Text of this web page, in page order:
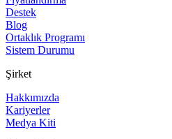
Destek
Blog
Ortaklık Programı
Sistem Durumu
Şirket
Hakkımızda
Kariyerler
Medya Kiti